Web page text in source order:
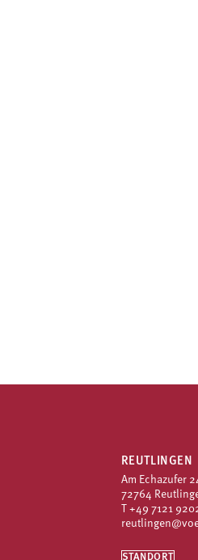
REUTLINGEN
Am Echazufer
72764
T +49 7121
STANDORT